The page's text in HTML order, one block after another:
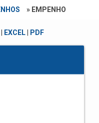
» EMPENHO
EXCEL| PDF